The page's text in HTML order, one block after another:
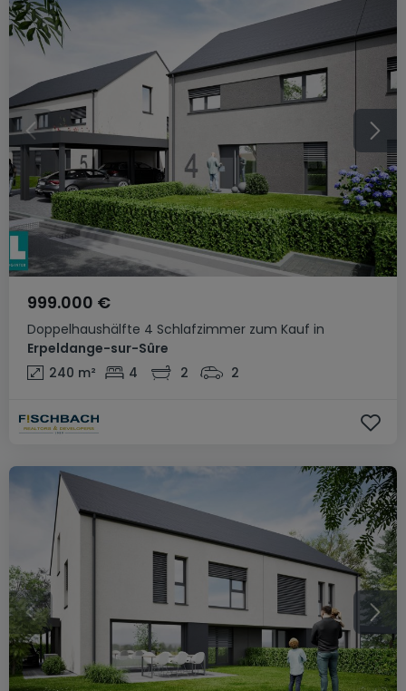
Doppelhaushälfte 4 Schlafzimmer zum Kauf in
Erpeldange-sur-Sûre
999.000 €
240 m² 4 2 2